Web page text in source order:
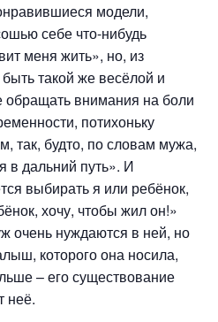
модели,
себе что-нибудь
меня жить», но, из
такой же весёлой и
обращать внимания на боли
потихоньку
так, будто, по словам мужа,
в дальний путь». И
выбирать я или ребёнок,
хочу, чтобы жил он!»
очень нуждаются в ней, но
которого она носила,
– его существование
неё.